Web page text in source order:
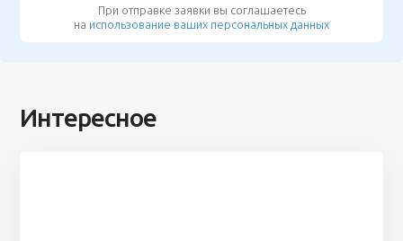
При отправке заявки вы соглашаетесь
на использование ваших персональных данных
Интересное